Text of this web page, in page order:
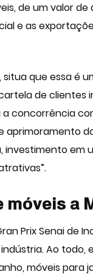
de um valor de
e as
situa que essa é
de clientes
concorrência
em
a
Prix Senai de
Ao
móveis para